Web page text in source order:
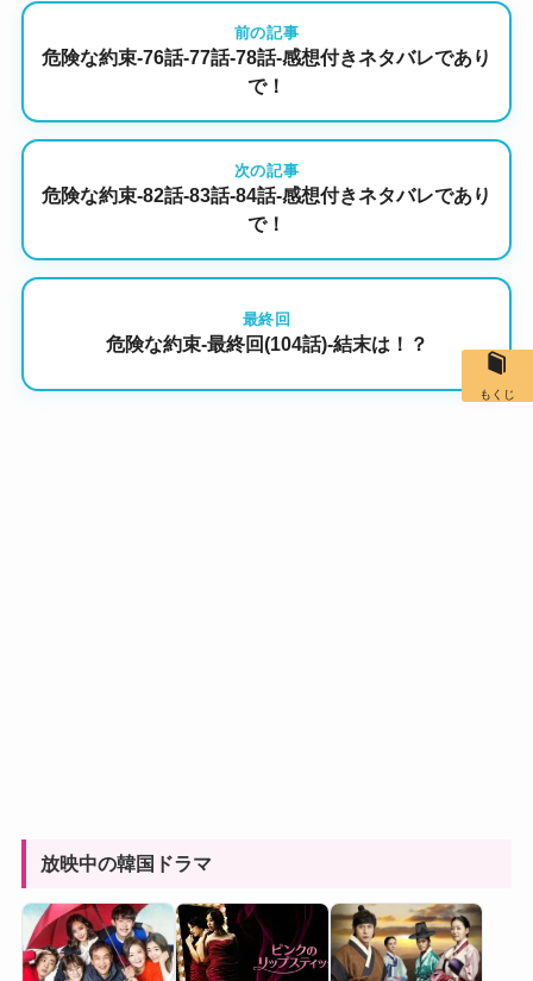
前の記事
危険な約束-76話-77話-78話-感想付きネタバレであり
で！
次の記事
危険な約束-82話-83話-84話-感想付きネタバレであり
で！
最終回
危険な約束-最終回(104話)-結末は！？
放映中の韓国ドラマ
もくじ